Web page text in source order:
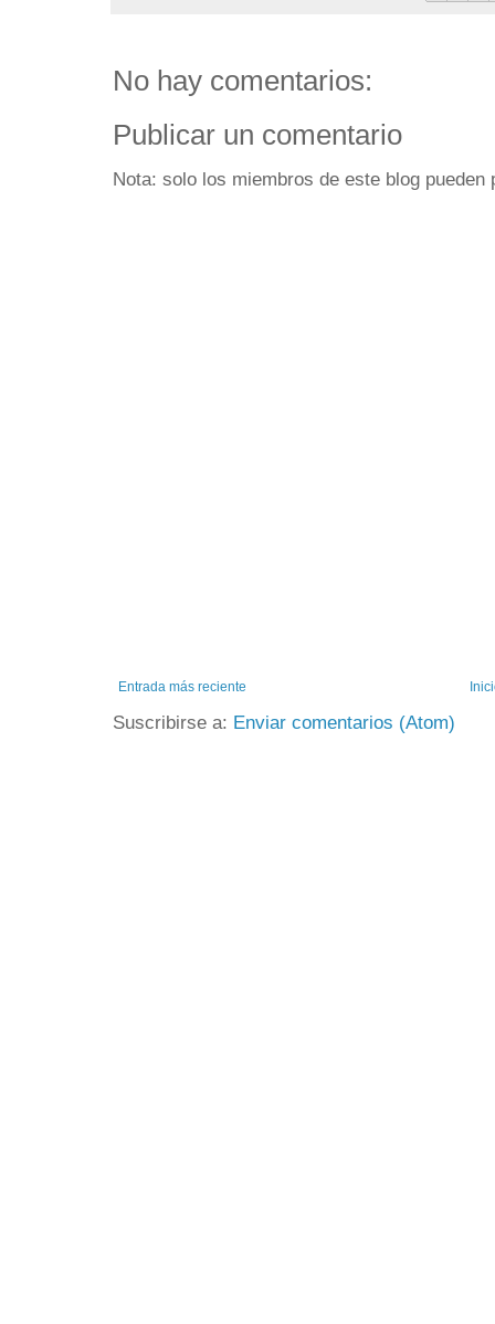
No hay comentarios:
Publicar un comentario
Nota: solo los miembros de este blog pueden
Entrada más reciente
Suscribirse a: Enviar comentarios (Atom)